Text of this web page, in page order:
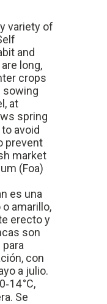
variety of
and
long,
crops
sowing
at
spring
avoid
prevent
market
(Foa)
es una
amarillo,
erecto y
son
con
a julio.
°C,
Se